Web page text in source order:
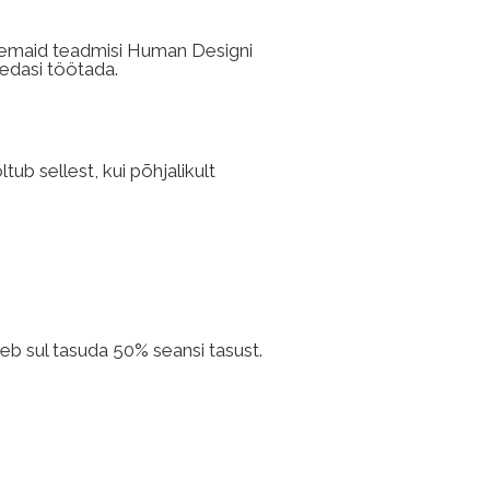
teadmisi Human Designi
töötada.
sellest, kui põhjalikult
sul tasuda 50% seansi tasust.